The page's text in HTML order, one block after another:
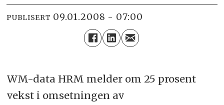
PUBLISERT 09.01.2008 - 07:00
WM-data HRM melder om 25 prosent
vekst i omsetningen av